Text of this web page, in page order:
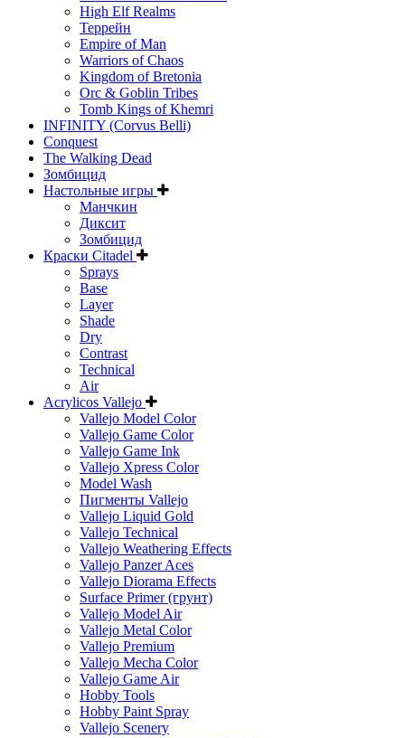
High Elf Realms
Террейн
Empire of Man
Warriors of Chaos
Kingdom of Bretonia
Orc & Goblin Tribes
Tomb Kings of Khemri
INFINITY (Corvus Belli)
Conquest
The Walking Dead
Зомбицид
Настольные игры
Манчкин
Диксит
Зомбицид
Краски Citadel
Sprays
Base
Layer
Shade
Dry
Contrast
Technical
Air
Acrylicos Vallejo
Vallejo Model Color
Vallejo Game Color
Vallejo Game Ink
Vallejo Xpress Color
Model Wash
Пигменты Vallejo
Vallejo Liquid Gold
Vallejo Technical
Vallejo Weathering Effects
Vallejo Panzer Aces
Vallejo Diorama Effects
Surface Primer (грунт)
Vallejo Model Air
Vallejo Metal Color
Vallejo Premium
Vallejo Mecha Color
Vallejo Game Air
Hobby Tools
Hobby Paint Spray
Vallejo Scenery